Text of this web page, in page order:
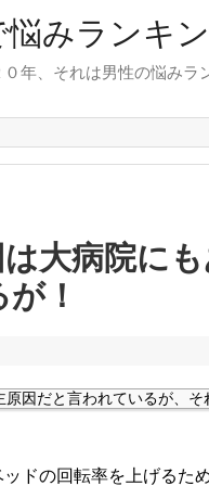
みランキ
年、それは男性の悩み
大病院に
！
因だと言われているが、
ドの回転率を上げるた